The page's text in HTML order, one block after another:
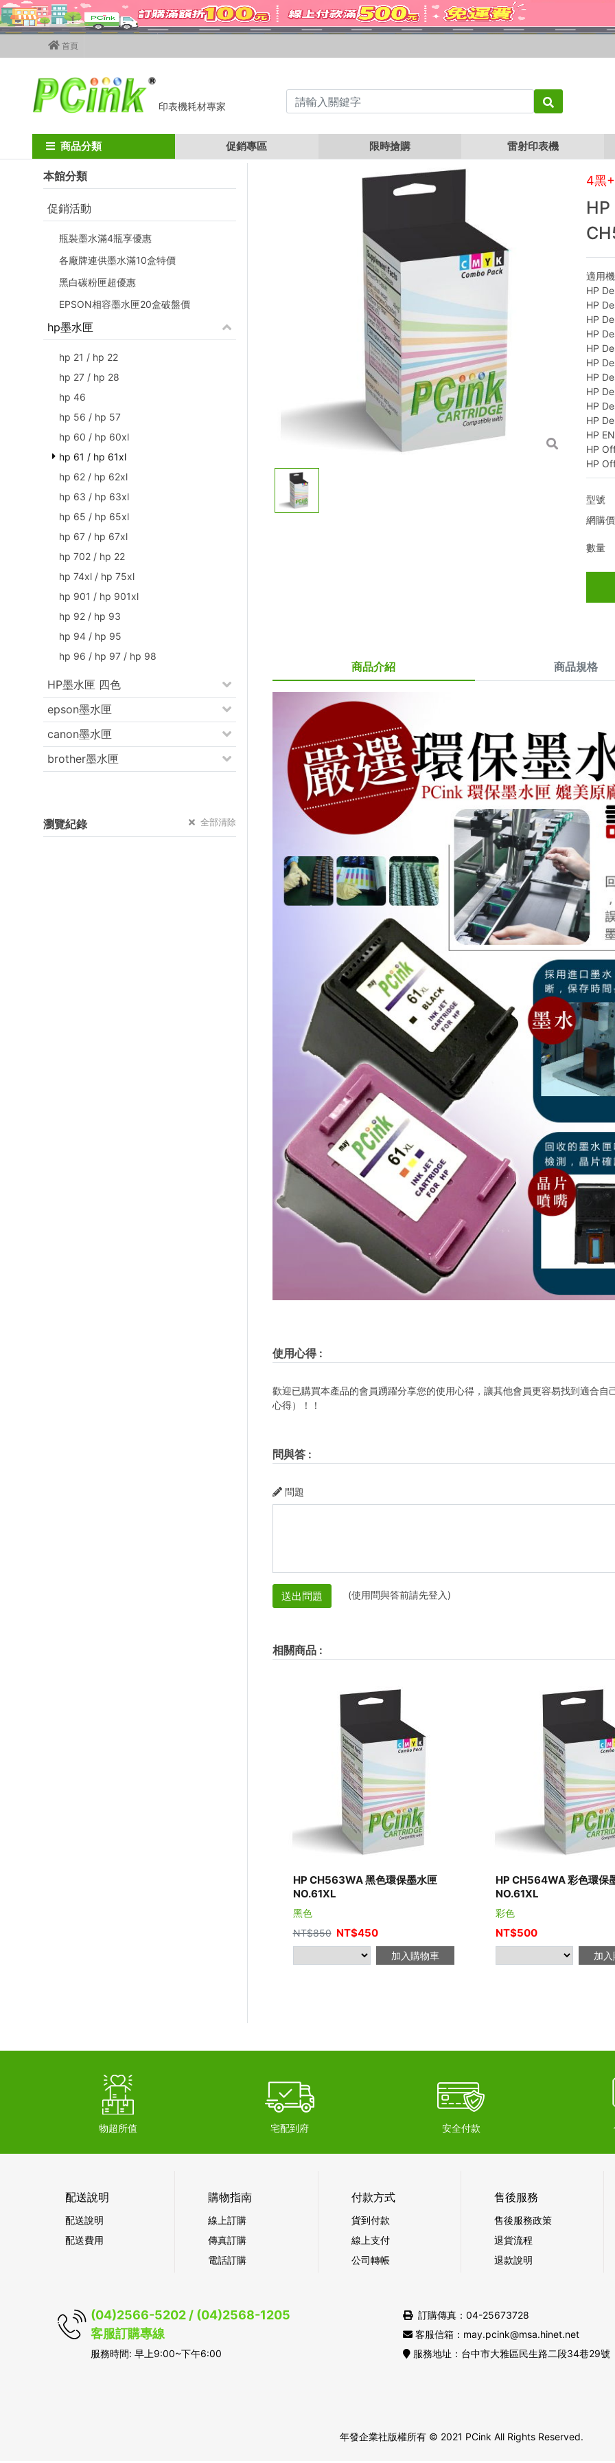
首頁
印表機耗材專家
商品分類 促銷專區 限時搶購 雷射印表機
Home 墨水匣 hp墨水匣 hp 61 / hp 61xl HP 61XL 環保墨水匣 CH563WA CH564WA (4黑+2彩)
本館分類
促銷活動
瓶裝墨水滿4瓶享優惠
各廠牌連供墨水滿10盒特價
黑白碳粉匣超優惠
EPSON相容墨水匣20盒破盤價
hp墨水匣
hp 21 / hp 22
hp 27 / hp 28
hp 46
hp 56 / hp 57
hp 60 / hp 60xl
hp 61 / hp 61xl
hp 62 / hp 62xl
hp 63 / hp 63xl
hp 65 / hp 65xl
hp 67 / hp 67xl
hp 702 / hp 22
hp 74xl / hp 75xl
hp 901 / hp 901xl
hp 92 / hp 93
hp 94 / hp 95
hp 96 / hp 97 / hp 98
HP墨水匣 四色
epson墨水匣
canon墨水匣
brother墨水匣
瀏覽紀錄 全部清除
4黑
適用
HP
HP
HP
HP
HP
HP
HP
HP
HP
HP
HP
HP
HP
型號
網購價
數量
商品介紹 商品規格
使用心得:
歡迎已購買本產品的會員踴躍分享您的使用心得，讓其他會員更容易找到適合
心得）！！
問與答:
問題
送出問題 (使用問與答前請先登入)
相關商品:
HP CH563WA 黑色環保墨水匣
NO.61XL
黑色
NT$850 NT$450
加入購物車
HP CH564WA 彩色環保
NO.61XL
彩色
NT$500
加
物超所值 宅配到府 安全付款
配送說明
配送說明
配送費用
購物指南
線上訂購
傳真訂購
電話訂購
付款方式
貨到付款
線上支付
公司轉帳
售後服務
售後服務政策
退貨流程
退款說明
(04)2566-5202 / (04)2568-1205
客服訂購專線
服務時間: 早上9:00~下午6:00
訂購傳真：04-25673728
客服信箱：may.pcink@msa.hinet.net
服務地址：台中市大雅區民生路二段34巷29號
年發企業社版權所有 © 2021 PCink All Rights Reserved.